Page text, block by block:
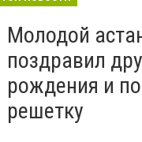
Молодой
поздравил
рождения и
решетку